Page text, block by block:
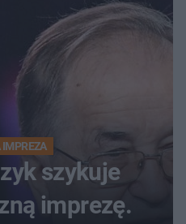
IMPREZA
szykuje
imprezę.